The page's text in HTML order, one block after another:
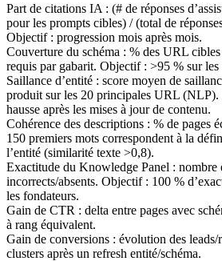
Part de citations IA : (# de réponses
pour les prompts cibles) / (total de
Objectif : progression mois après mois.
Couverture du schéma : % des URL
requis par gabarit. Objectif : >95 % sur
Saillance d’entité : score moyen de
produit sur les 20 principales URL (NLP).
hausse après les mises à jour de contenu.
Cohérence des descriptions : % de pages
150 premiers mots correspondent à la
l’entité (similarité texte >0,8).
Exactitude du Knowledge Panel : nombre
incorrects/absents. Objectif : 100 %
les fondateurs.
Gain de CTR : delta entre pages avec
à rang équivalent.
Gain de conversions : évolution des leads/
clusters après un refresh entité/schéma.